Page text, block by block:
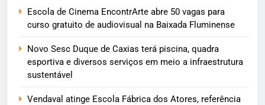
Escola de Cinema EncontrArte abre 50 vagas para
curso gratuito de audiovisual na Baixada Fluminense
Novo Sesc Duque de Caxias terá piscina, quadra
esportiva e diversos serviços em meio a infraestrutura
sustentável
Vendaval atinge Escola Fábrica dos Atores, referência